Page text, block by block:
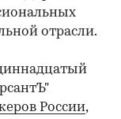
отрасли.
России,